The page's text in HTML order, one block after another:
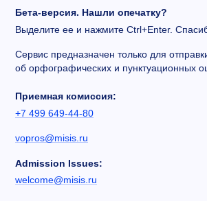
Бета-версия. Нашли опечатку?
Выделите ее и нажмите Ctrl+Enter.
Сервис предназначен только для
об орфографических и пунктуационных
Приемная комиссия:
+7 499 649-44-80
vopros@misis.ru
Admission Issues:
welcome@misis.ru